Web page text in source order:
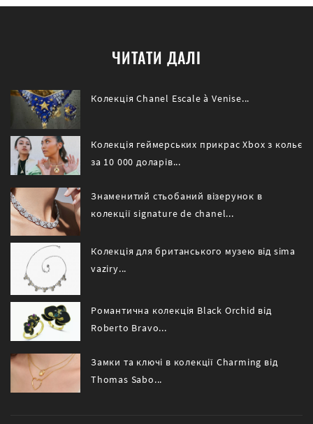
ЧИТАТИ ДАЛІ
Колекція Chanel Escale à Venise...
Колекція геймерських прикрас Xbox з кольє
за 10 000 доларів...
Знаменитий стьобаний візерунок в
колекції signature de chanel...
Колекція для британського музею від sima
vaziry...
Романтична колекція Black Orchid від
Roberto Bravo...
Замки та ключі в колекції Charming від
Thomas Sabo...